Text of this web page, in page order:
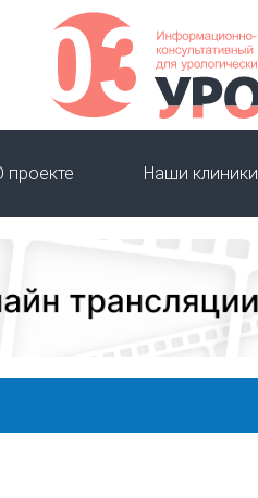
проекте Наши клиники